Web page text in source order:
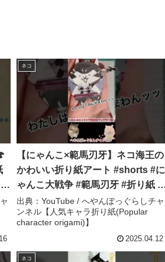
ネコ
【にゃんこ×範馬刃牙】ネコ海王の
かわいい折り紙アート #shorts #に
ゃんこ大戦争 #範馬刃牙 #折り紙 #
ネコ #へやんぽっぐらし – へやんぽ
っぐらしチャンネル【人気キャラ
折り紙(Popular character
出典：YouTube / へやんぽっぐらしチャ
ンネル【人気キャラ折り紙(Popular
character origami)】
2025.04.12
ネコ